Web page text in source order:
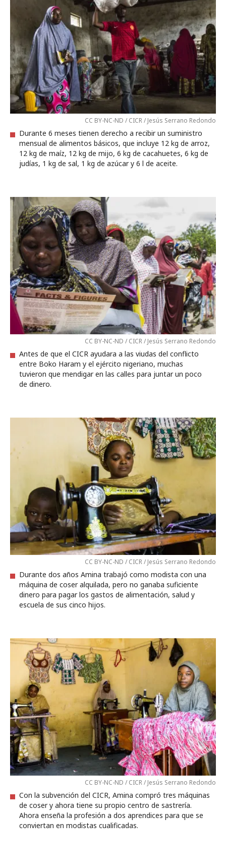
CC BY-NC-ND / CICR / Jesús Serrano Redondo
Durante 6 meses tienen derecho a recibir un suministro
mensual de alimentos básicos, que incluye 12 kg de arroz,
12 kg de maíz, 12 kg de mijo, 6 kg de cacahuetes, 6 kg de
judías, 1 kg de sal, 1 kg de azúcar y 6 l de aceite.
CC BY-NC-ND / CICR / Jesús Serrano Redondo
Antes de que el CICR ayudara a las viudas del conflicto
entre Boko Haram y el ejército nigeriano, muchas
tuvieron que mendigar en las calles para juntar un poco
de dinero.
CC BY-NC-ND / CICR / Jesús Serrano Redondo
Durante dos años Amina trabajó como modista con una
máquina de coser alquilada, pero no ganaba suficiente
dinero para pagar los gastos de alimentación, salud y
escuela de sus cinco hijos.
CC BY-NC-ND / CICR / Jesús Serrano Redondo
Con la subvención del CICR, Amina compró tres máquinas
de coser y ahora tiene su propio centro de sastrería.
Ahora enseña la profesión a dos aprendices para que se
conviertan en modistas cualificadas.